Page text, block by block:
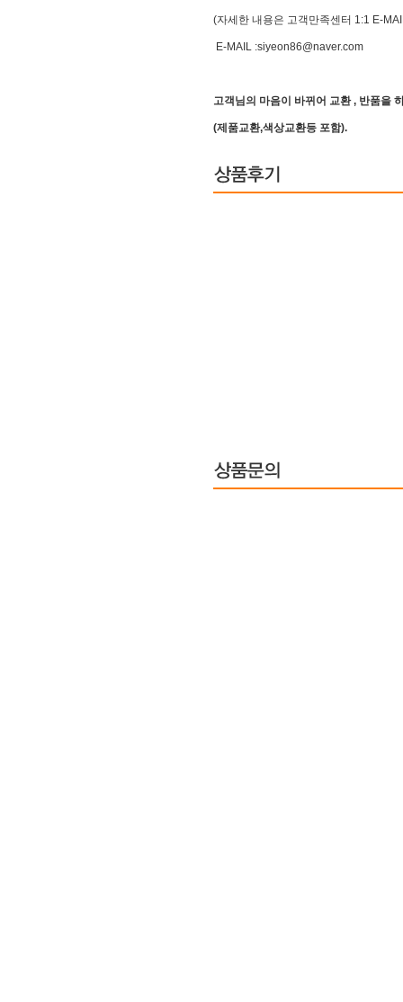
(자세한 내용은 고객만족센터 1:1 E-
E-MAIL :siyeon86@naver.com
고객님의 마음이 바뀌어 교환 , 반품을
(제품교환,색상교환등 포함).